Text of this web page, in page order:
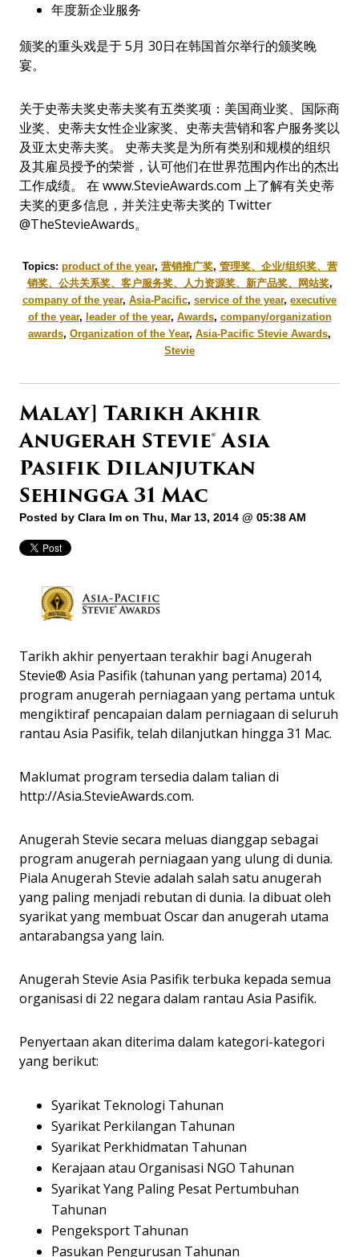
年度新企业服务
颁奖的重头戏是于 5月 30日在韩国首尔举行的颁奖晚
宴。
关于史蒂夫奖史蒂夫奖有五类奖项：美国商业奖、国际商
业奖、史蒂夫女性企业家奖、史蒂夫营销和客户服务奖以
及亚太史蒂夫奖。 史蒂夫奖是为所有类别和规模的组织
及其雇员授予的荣誉，认可他们在世界范围内作出的杰出
工作成绩。 在 www.StevieAwards.com 上了解有关史蒂
夫奖的更多信息，并关注史蒂夫奖的 Twitter
@TheStevieAwards。
Topics: product of the year, 营销推广奖, 管理奖、企业/组织奖、营
销奖、公共关系奖、客户服务奖、人力资源奖、新产品奖、网站奖,
company of the year, Asia-Pacific, service of the year, executive
of the year, leader of the year, Awards, company/organization
awards, Organization of the Year, Asia-Pacific Stevie Awards,
Stevie
Malay] Tarikh Akhir
Anugerah Stevie® Asia
Pasifik Dilanjutkan
Sehingga 31 Mac
Posted by Clara Im on Thu, Mar 13, 2014 @ 05:38 AM
Tarikh akhir penyertaan terakhir bagi Anugerah
Stevie® Asia Pasifik (tahunan yang pertama) 2014,
program anugerah perniagaan yang pertama untuk
mengiktiraf pencapaian dalam perniagaan di seluruh
rantau Asia Pasifik, telah dilanjutkan hingga 31 Mac.
Maklumat program tersedia dalam talian di
http://Asia.StevieAwards.com.
Anugerah Stevie secara meluas dianggap sebagai
program anugerah perniagaan yang ulung di dunia.
Piala Anugerah Stevie adalah salah satu anugerah
yang paling menjadi rebutan di dunia. Ia dibuat oleh
syarikat yang membuat Oscar dan anugerah utama
antarabangsa yang lain.
Anugerah Stevie Asia Pasifik terbuka kepada semua
organisasi di 22 negara dalam rantau Asia Pasifik.
Penyertaan akan diterima dalam kategori-kategori
yang berikut:
Syarikat Teknologi Tahunan
Syarikat Perkilangan Tahunan
Syarikat Perkhidmatan Tahunan
Kerajaan atau Organisasi NGO Tahunan
Syarikat Yang Paling Pesat Pertumbuhan
Tahunan
Pengeksport Tahunan
Pasukan Pengurusan Tahunan